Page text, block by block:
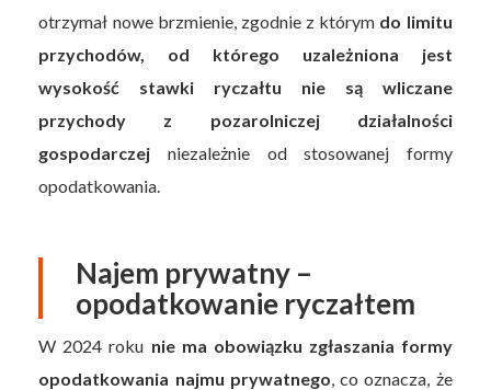
otrzymał nowe brzmienie, zgodnie z którym do limitu
przychodów, od którego uzależniona jest
wysokość stawki ryczałtu nie są wliczane
przychody z pozarolniczej działalności
gospodarczej niezależnie od stosowanej formy
opodatkowania.
Najem prywatny –
opodatkowanie ryczałtem
W 2024 roku nie ma obowiązku zgłaszania formy
opodatkowania najmu prywatnego , co oznacza, że